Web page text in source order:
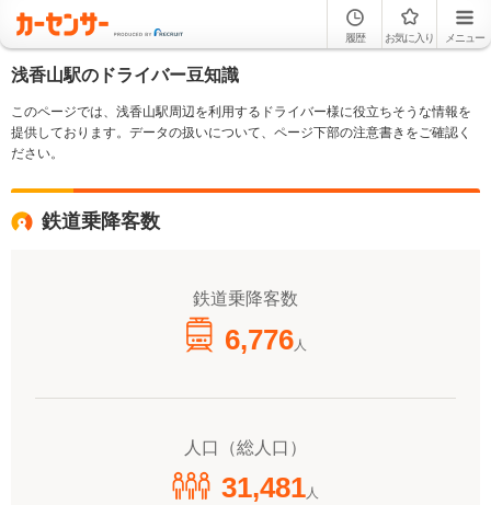
履歴 お気に入り メニュー
浅香山駅のドライバー豆知識
このページでは、浅香山駅周辺を利用するドライバー様に役立ちそうな情報を
提供しております。データの扱いについて、ページ下部の注意書きをご確認く
ださい。
鉄道乗降客数
鉄道乗降客数
6,776人
人口（総人口）
31,481 人